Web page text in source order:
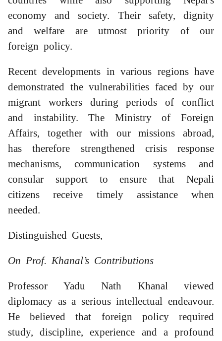
economy and society. Their safety, dignity
and welfare are utmost priority of our
foreign policy.
Recent developments in various regions have
demonstrated the vulnerabilities faced by our
migrant workers during periods of conflict
and instability. The Ministry of Foreign
Affairs, together with our missions abroad,
has therefore strengthened crisis response
mechanisms, communication systems and
consular support to ensure that Nepali
citizens receive timely assistance when
needed.
Distinguished Guests,
On Prof. Khanal’s Contributions
Professor Yadu Nath Khanal viewed
diplomacy as a serious intellectual endeavour.
He believed that foreign policy required
study, discipline, experience and a profound